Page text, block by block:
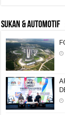
SUKAN & AUTOMOTIF